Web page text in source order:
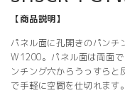
【商品説明】
パネル面に孔開きのパンチ
W1200。パネル面は両面
ンチング穴からうっすらと
で手軽に空間を仕切れます